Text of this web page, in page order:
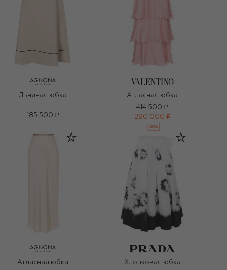
Льняная юбка
185 500 ₽
Атласная юбка
414 500 ₽
290 000 ₽
-30%
Атласная юбка
Хлопковая юбка